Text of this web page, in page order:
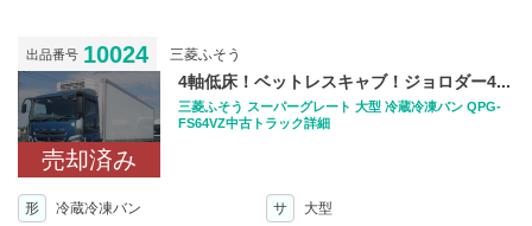
出品番号 10024 三菱ふそう
売却済み
4軸低床！ベットレスキャブ！ジョロダー4...
三菱ふそう スーパーグレート 大型 冷蔵冷凍バン QPG-
FS64VZ中古トラック詳細
形 冷蔵冷凍バン サ
大型